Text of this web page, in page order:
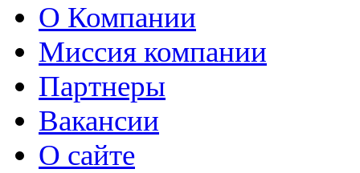
О Компании
Миссия компании
Партнеры
Вакансии
О сайте